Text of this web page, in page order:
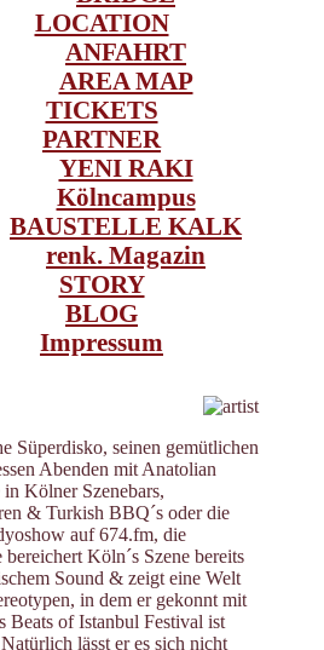
LOCATION
ANFAHRT
AREA MAP
TICKETS
PARTNER
YENI RAKI
Kölncampus
BAUSTELLE KALK
renk. Magazin
STORY
BLOG
Impressum
Süperdisko, seinen gemütlichen
Abenden mit Anatolian
Kölner Szenebars,
& Turkish BBQ´s oder die
auf 674.fm, die
Köln´s Szene bereits
Sound & zeigt eine Welt
in dem er gekonnt mit
Beats of Istanbul Festival ist
lässt er es sich nicht